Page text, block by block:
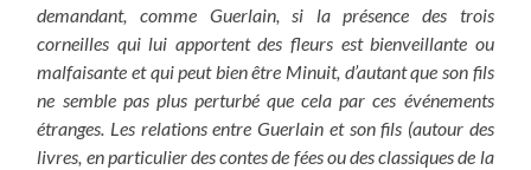
demandant, comme Guerlain, si la présence des trois
corneilles qui lui apportent des fleurs est bienveillante ou
malfaisante et qui peut bien être Minuit, d’autant que son fils
ne semble pas plus perturbé que cela par ces événements
étranges. Les relations entre Guerlain et son fils (autour des
livres, en particulier des contes de fées ou des classiques de la